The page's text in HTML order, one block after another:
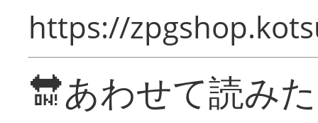
https://
🔛あわせて読み